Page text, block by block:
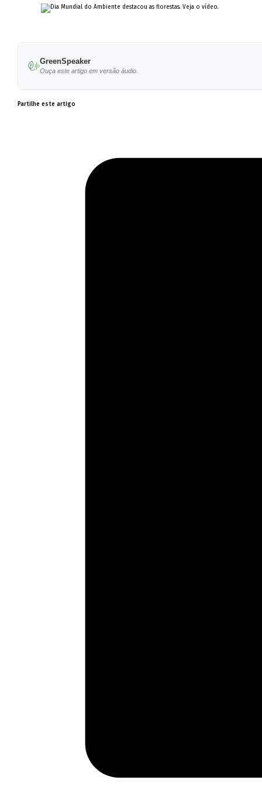
GreenSpeaker
Ouça este artigo em versão áudio.
Partilhe este artigo